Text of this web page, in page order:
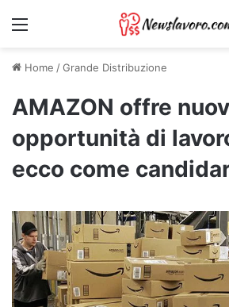
Menu
Home /Grande Distribuzione
AMAZON offre
opportunità di
ecco come